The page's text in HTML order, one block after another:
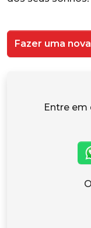
Fazer uma
Entre